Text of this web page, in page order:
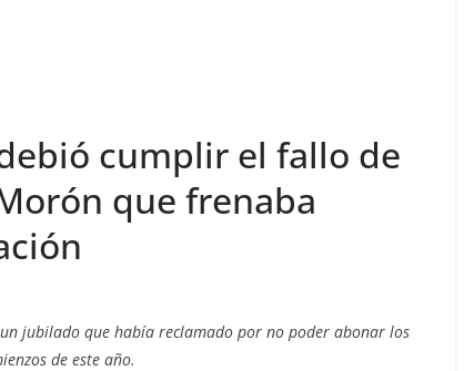
cumplir el fallo de
que frenaba
jubilado que había reclamado por no poder abonar los
de este año.